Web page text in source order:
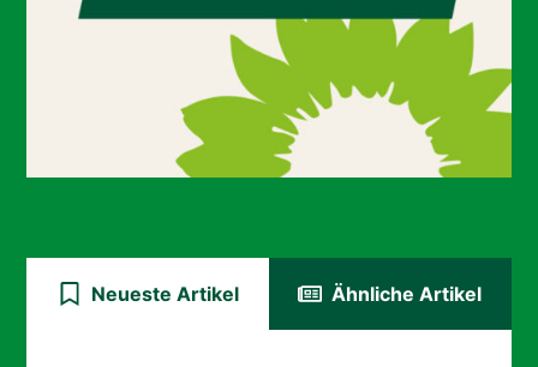
Neueste Artikel Ähnliche Artikel